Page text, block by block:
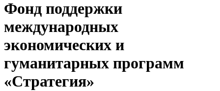
Фонд поддержки
международных
экономических и
гуманитарных программ
«Стратегия»